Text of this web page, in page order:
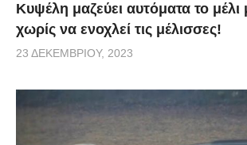
Κυψέλη μαζεύει αυτόματα το μέλι
χωρίς να ενοχλεί τις μέλισσες!
23 ΔΕΚΕΜΒΡΊΟΥ, 2023